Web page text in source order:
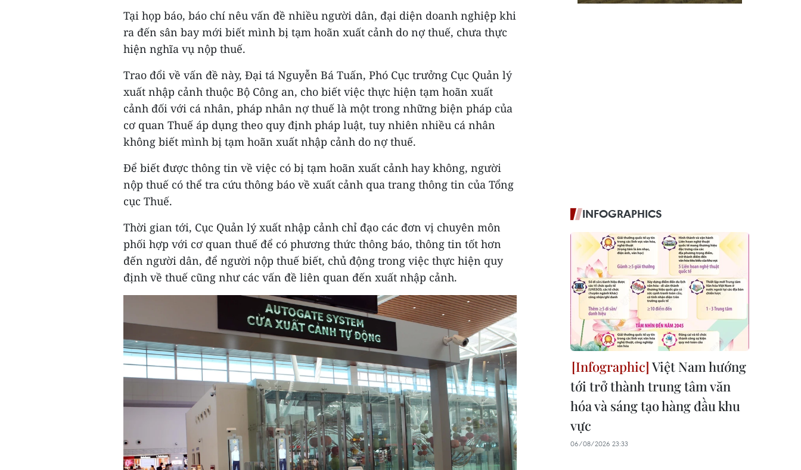
Tại họp báo, báo chí nêu vấn đề nhiều người dân, đại diện doanh nghiệp khi
ra đến sân bay mới biết mình bị tạm hoãn xuất cảnh do nợ thuế, chưa thực
hiện nghĩa vụ nộp thuế.
Trao đổi về vấn đề này, Đại tá Nguyễn Bá Tuấn, Phó Cục trưởng Cục Quản lý
xuất nhập cảnh thuộc Bộ Công an, cho biết việc thực hiện tạm hoãn xuất
cảnh đối với cá nhân, pháp nhân nợ thuế là một trong những biện pháp của
cơ quan Thuế áp dụng theo quy định pháp luật, tuy nhiên nhiều cá nhân
không biết mình bị tạm hoãn xuất nhập cảnh do nợ thuế.
Để biết được thông tin về việc có bị tạm hoãn xuất cảnh hay không, người
nộp thuế có thể tra cứu thông báo về xuất cảnh qua trang thông tin của Tổng
cục Thuế.
Thời gian tới, Cục Quản lý xuất nhập cảnh chỉ đạo các đơn vị chuyên môn
phối hợp với cơ quan thuế để có phương thức thông báo, thông tin tốt hơn
đến người dân, để người nộp thuế biết, chủ động trong việc thực hiện quy
định về thuế cũng như các vấn đề liên quan đến xuất nhập cảnh.
INFOGRAPHICS
Việt Nam hướng
tới trở thành trung tâm văn
hóa và sáng tạo hàng đầu khu
vực
06/08/2026 23:33